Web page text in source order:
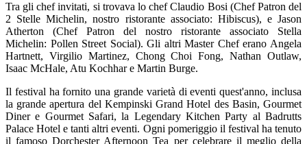
Tra gli chef invitati, si trovava lo chef Claudio Bosi (Chef Patron del
2 Stelle Michelin, nostro ristorante associato: Hibiscus), e Jason
Atherton (Chef Patron del nostro ristorante associato Stella
Michelin: Pollen Street Social). Gli altri Master Chef erano Angela
Hartnett, Virgilio Martinez, Chong Choi Fong, Nathan Outlaw,
Isaac McHale, Atu Kochhar e Martin Burge.
Il festival ha fornito una grande varietà di eventi quest'anno, inclusa
la grande apertura del Kempinski Grand Hotel des Basin, Gourmet
Diner e Gourmet Safari, la Legendary Kitchen Party al Badrutts
Palace Hotel e tanti altri eventi. Ogni pomeriggio il festival ha tenuto
il famoso Dorchester Afternoon Tea per celebrare il meglio della